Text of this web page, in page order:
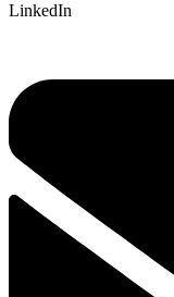
LinkedIn